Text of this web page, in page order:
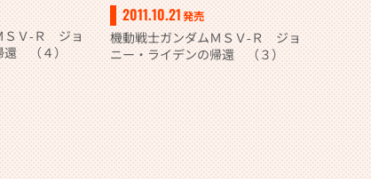
ＳＶ‐Ｒ ジョ
還 （４）
2011.10.21発売
機動戦士ガンダムＭＳＶ‐Ｒ ジョ
ニー・ライデンの帰還 （３）